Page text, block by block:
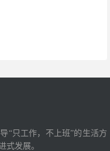
“只工作，不上班”的生活方
式发展。